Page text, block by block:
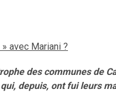
avec Mariani ?
des communes de
depuis, ont fui leurs